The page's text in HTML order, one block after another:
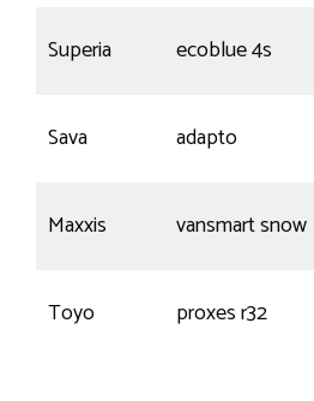
Superia ecoblue 4s
Sava adapto
Maxxis vansmart snow
Toyo proxes r32